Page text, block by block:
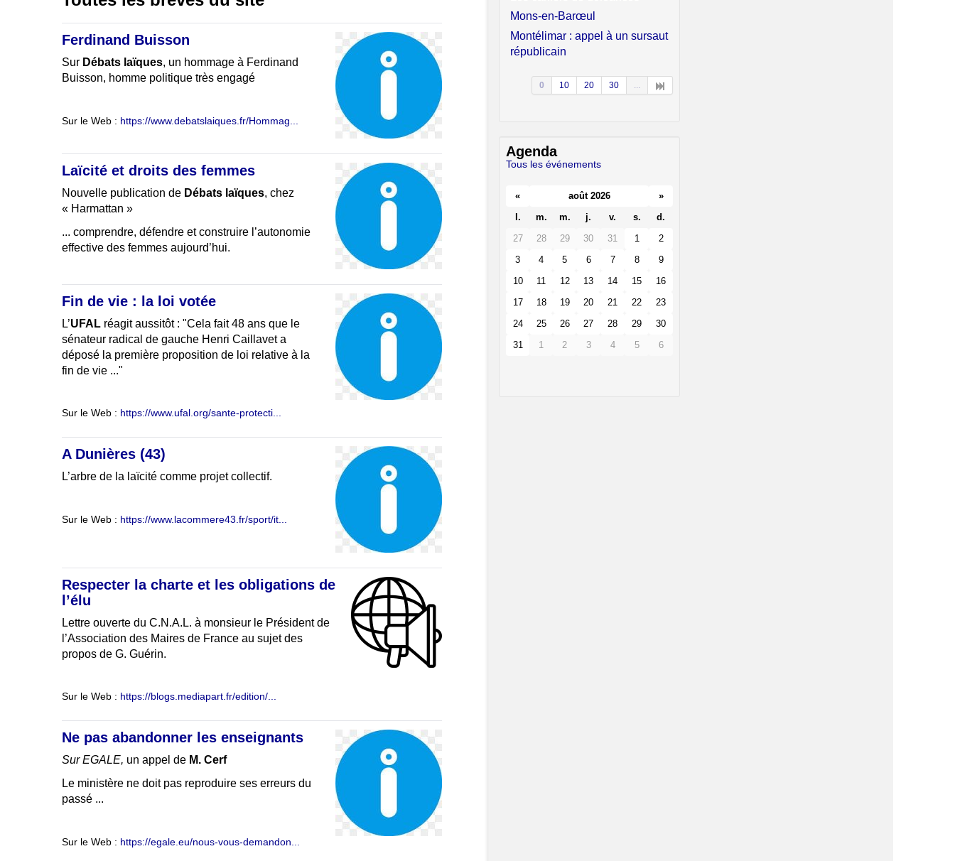
Ferdinand Buisson
Sur Débats laïques, un hommage à Ferdinand
Buisson, homme politique très engagé
Sur le Web : https://www.debatslaiques.fr/Hommag...
Laïcité et droits des femmes
Nouvelle publication de Débats laïques, chez
« Harmattan »
... comprendre, défendre et construire l’autonomie
effective des femmes aujourd’hui.
Fin de vie : la loi votée
L’UFAL réagit aussitôt : "Cela fait 48 ans que le
sénateur radical de gauche Henri Caillavet a
déposé la première proposition de loi relative à la
fin de vie ..."
Sur le Web : https://www.ufal.org/sante-protecti...
A Dunières (43)
L’arbre de la laïcité comme projet collectif.
Sur le Web : https://www.lacommere43.fr/sport/it...
Respecter la charte et les obligations de
l’élu
Lettre ouverte du C.N.A.L. à monsieur le Président de
l’Association des Maires de France au sujet des
propos de G. Guérin.
Sur le Web : https://blogs.mediapart.fr/edition/...
Ne pas abandonner les enseignants
Sur EGALE, un appel de M. Cerf
Le ministère ne doit pas reproduire ses erreurs du
passé ...
Sur le Web : https://egale.eu/nous-vous-demandon...
Mons-en-Barœul
Montélimar : appel à un sursaut
républicain
0 10 20 30 ...
Agenda
Tous les événements
« août 2026
»
l.
m. m. j. v. s.
d.
27
28 29 30 31 1
2
3
4 5 6 7 8
9
10
11 12 13 14 15
16
17
18 19 20 21 22
23
24
25 26 27 28 29
30
31
1 2 3 4 5 6